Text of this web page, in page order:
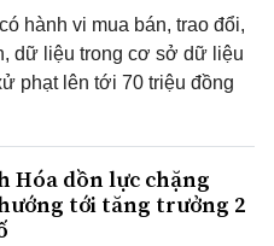
hành vi mua bán, trao đổi,
dữ liệu trong cơ sở dữ liệu
phạt lên tới 70 triệu đồng
Hóa dồn lực chặng
tới tăng trưởng 2